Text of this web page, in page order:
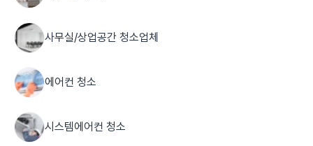
사무실/상업공간 청소업체
에어컨 청소
시스템에어컨 청소